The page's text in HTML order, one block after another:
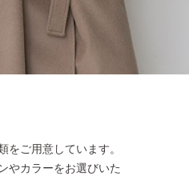
ご用意しています。
やカラーをお選びいた